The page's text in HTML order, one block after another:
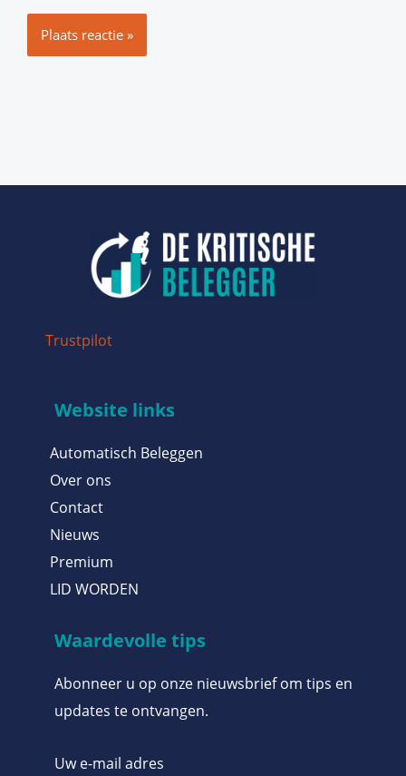
Trustpilot
Website links
Automatisch Beleggen
Over ons
Contact
Nieuws
Premium
LID WORDEN
Waardevolle tips
Abonneer u op onze nieuwsbrief om tips en
updates te ontvangen.
Uw e-mail adres